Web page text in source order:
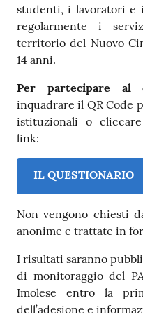
studenti, i lavoratori e
regolarmente i
territorio del Nuovo
14 anni.
Per partecipare al
inquadrare il QR Code
istituzionali o
link:
IL QUESTIONARIO
Non vengono chiesti
anonime e trattate in
I risultati saranno
di monitoraggio del
Imolese entro la
dell’adesione e